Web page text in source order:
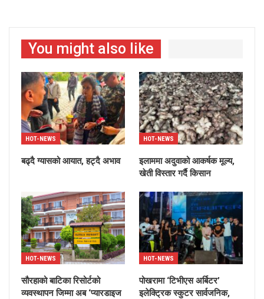
You might also like
HOT-NEWS
बढ्दै ग्यासको आयात, हट्दै अभाव
HOT-NEWS
इलाममा अदुवाको आकर्षक मूल्य,
खेती विस्तार गर्दै किसान
HOT-NEWS
सौरहाको बाटिका रिसोर्टको
व्यवस्थापन जिम्मा अब ‘प्यारडाइज
HOT-NEWS
पोखरामा ‘टिभीएस अर्बिटर’
इलेक्ट्रिक स्कुटर सार्वजनिक,